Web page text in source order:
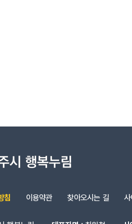
침 이용약관 찾아오시는 길